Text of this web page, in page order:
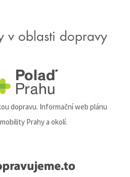
v oblasti dopravy
dopravu. Informační web plánu
Prahy a okolí.